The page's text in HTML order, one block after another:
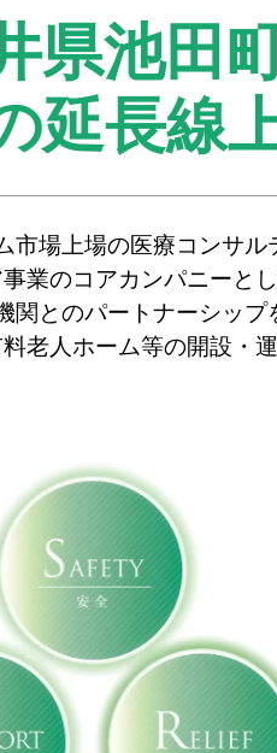
県池田
延長線
市場上場の医療コンサ
業のコアカンパニーと
関とのパートナーシッ
老人ホーム等の開設・